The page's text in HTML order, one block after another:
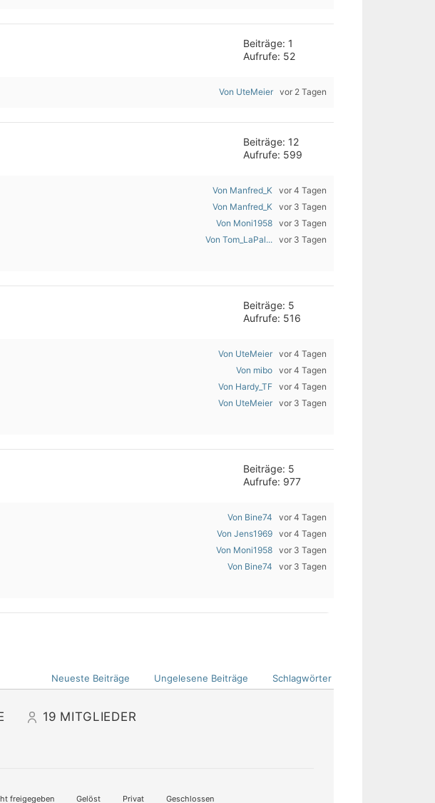
Beiträge: 1
Aufrufe: 52
Von UteMeier vor 2 Tagen
Beiträge: 12
Aufrufe: 599
Von Manfred_K vor 4 Tagen
Von Manfred_K vor 3 Tagen
Von Moni1958 vor 3 Tagen
Von Tom_LaPal... vor 3 Tagen
Beiträge: 5
Aufrufe: 516
Von UteMeier vor 4 Tagen
Von mibo vor 4 Tagen
Von Hardy_TF vor 4 Tagen
Von UteMeier vor 3 Tagen
Beiträge: 5
Aufrufe: 977
Von Bine74 vor 4 Tagen
Von Jens1969 vor 4 Tagen
Von Moni1958 vor 3 Tagen
Von Bine74 vor 3 Tagen
Neueste Beiträge Ungelesene Beiträge Schlagwörter
19 MITGLIEDER
freigegeben Gelöst Privat Geschlossen